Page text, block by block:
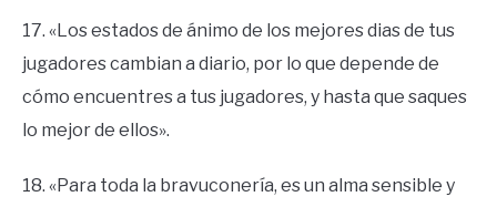
17. «Los estados de ánimo de los mejores dias de tus
jugadores cambian a diario, por lo que depende de
cómo encuentres a tus jugadores, y hasta que saques
lo mejor de ellos».
18. «Para toda la bravuconería, es un alma sensible y